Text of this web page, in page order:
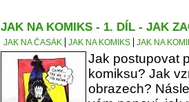
JAK NA KOMIKS - 1. DÍL - JAK
JAK NA ČASÁK JAK NA KOMIKS JAK NA
Jak postupovat
komiksu? Jak
obrazech?